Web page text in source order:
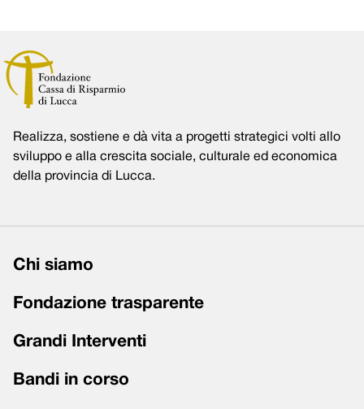
Realizza, sostiene e dà vita a progetti strategici volti allo
sviluppo e alla crescita sociale, culturale ed economica
della provincia di Lucca.
Chi siamo
Fondazione trasparente
Grandi Interventi
Bandi in corso